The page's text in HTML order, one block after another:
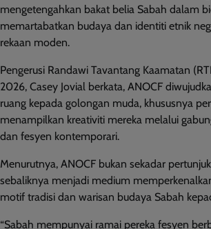
mengetengahkan bakat belia Sabah dalam
memartabatkan budaya dan identiti etnik
rekaan moden.
Pengerusi Randawi Tavantang Kaamatan
2026, Casey Jovial berkata, ANOCF
ruang kepada golongan muda, khususnya
menampilkan kreativiti mereka melalui
dan fesyen kontemporari.
Menurutnya, ANOCF bukan sekadar
sebaliknya menjadi medium
motif tradisi dan warisan budaya Sabah
“Sabah mempunyai ramai pereka fesyen